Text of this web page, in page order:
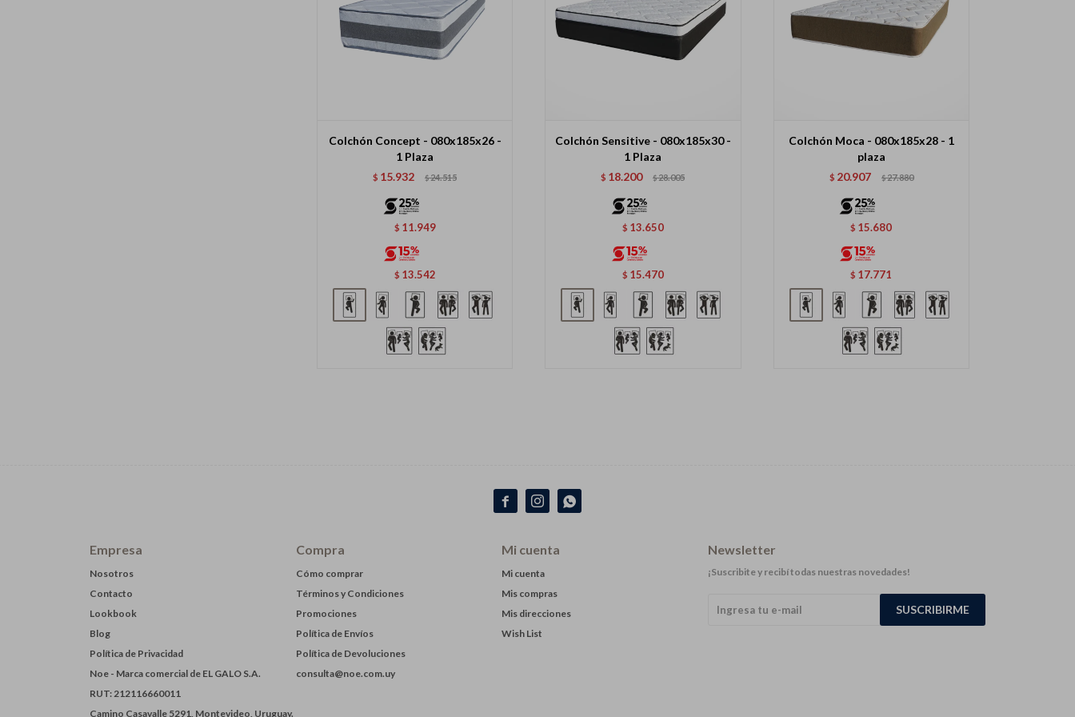
Colchón Concept - 080x185x26 -
1 Plaza
$ 15.932 $24.515
$ 11.949
$ 13.542
Colchón Sensitive - 080x185x30 -
1 Plaza
$ 18.200 $28.005
$ 13.650
$ 15.470
Colchón Moca - 080x185x28 - 1
plaza
$ 20.907 $27.880
$ 15.680
$ 17.771
  
Empresa
Nosotros
Contacto
Lookbook
Blog
Política de Privacidad
Noe - Marca comercial de EL GALO S.A.
RUT: 212116660011
Camino Casavalle 5291, Montevideo, Uruguay.
Compra
Cómo comprar
Términos y Condiciones
Promociones
Política de Envíos
Política de Devoluciones
consulta@noe.com.uy
Mi cuenta
Mi cuenta
Mis compras
Mis direcciones
Wish List
Newsletter
¡Suscribite y recibí todas nuestras novedades!
SUSCRIBIRME